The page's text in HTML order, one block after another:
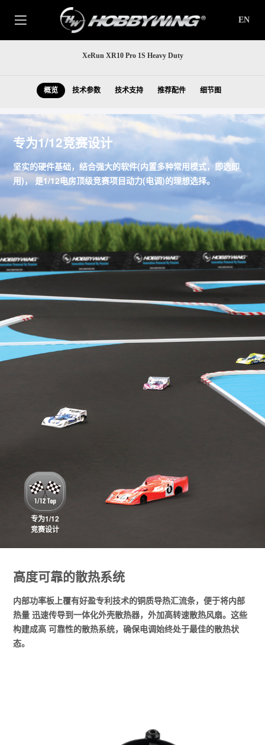
EN
XeRun XR10 Pro 1S Heavy Duty
概览 技术参数 技术支持 推荐配件 细节图
专为1/12竞赛设计
坚实的硬件基础，结合强大的软件(内置多种常用模式，即选即
用)， 是1/12电房顶级竞赛项目动力(电调)的理想选择。
专为1/12
竞赛设计
高度可靠的散热系统
内部功率板上覆有好盈专利技术的铜质导热汇流条，便于将内部
热量 迅速传导到一体化外壳散热器，外加高转速散热风扇。这些
构建成高 可靠性的散热系统，确保电调始终处于最佳的散热状
态。